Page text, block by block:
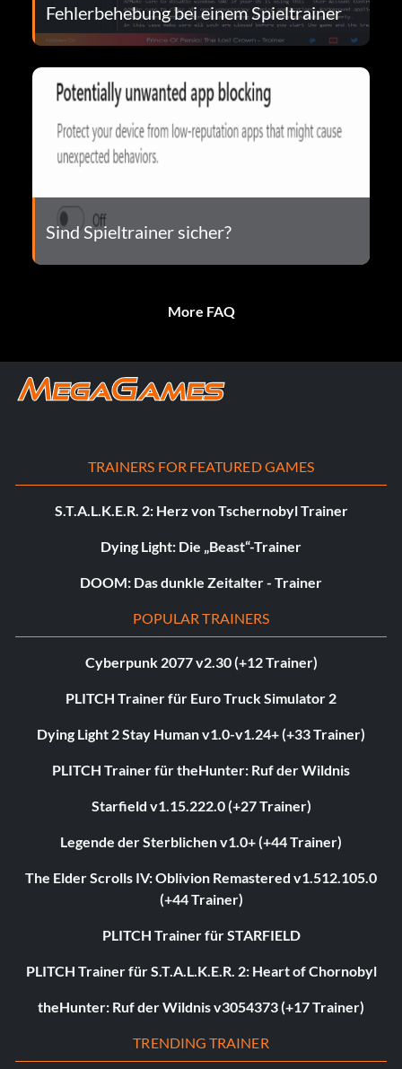
Fehlerbehebung bei einem Spieltrainer
Sind Spieltrainer sicher?
More FAQ
TRAINERS FOR FEATURED GAMES
S.T.A.L.K.E.R. 2: Herz von Tschernobyl Trainer
Dying Light: Die „Beast“-Trainer
DOOM: Das dunkle Zeitalter - Trainer
POPULAR TRAINERS
Cyberpunk 2077 v2.30 (+12 Trainer)
PLITCH Trainer für Euro Truck Simulator 2
Dying Light 2 Stay Human v1.0-v1.24+ (+33 Trainer)
PLITCH Trainer für theHunter: Ruf der Wildnis
Starfield v1.15.222.0 (+27 Trainer)
Legende der Sterblichen v1.0+ (+44 Trainer)
The Elder Scrolls IV: Oblivion Remastered v1.512.105.0
(+44 Trainer)
PLITCH Trainer für STARFIELD
PLITCH Trainer für S.T.A.L.K.E.R. 2: Heart of Chornobyl
theHunter: Ruf der Wildnis v3054373 (+17 Trainer)
TRENDING TRAINER